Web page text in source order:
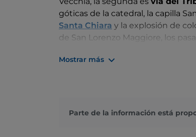
góticas de la catedral, la capilla
Santa Chiara y la explosión de
de San Lorenzo Maggiore, los
que pueda venir a la mente, el
Mostrar más
Parte de la información está